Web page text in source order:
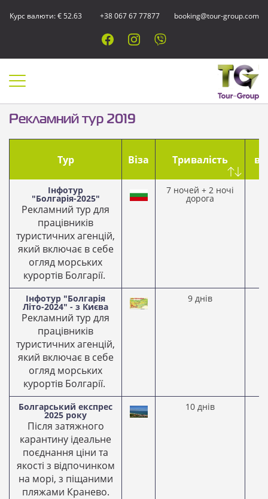
Курс валюти: € 52.63 +38 067 67 77877 booking@tour-group.com
Рекламний тур 2019
Тур Віза Тривалість
Інфотур
"Болгарія-2025"
Рекламний тур для
працівників
туристичних агенцій,
який включає в себе
огляд морських
курортів Болгарії.
7 ночей + 2 ночі
дорога
Інфотур "Болгарія
Літо-2024" - з Києва
Рекламний тур для
працівників
туристичних агенцій,
який включає в себе
огляд морських
курортів Болгарії.
9 днів
Болгарський експрес
2025 року
Після затяжного
карантину ідеальне
поєднання ціни та
якості з відпочинком
на морі, з піщаними
пляжами Кранево.
10 днів